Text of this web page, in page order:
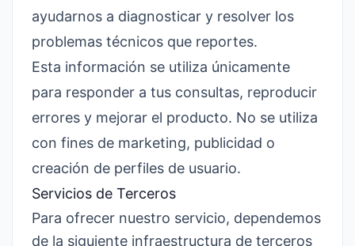
ayudarnos a diagnosticar y resolver los
problemas técnicos que reportes.
Esta información se utiliza únicamente
para responder a tus consultas, reproducir
errores y mejorar el producto. No se utiliza
con fines de marketing, publicidad o
creación de perfiles de usuario.
Servicios de Terceros
Para ofrecer nuestro servicio, dependemos
de la siguiente infraestructura de terceros